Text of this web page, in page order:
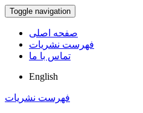
Toggle navigation
صفحه اصلی
فهرست نشریات
تماس با ما
English
فهرست نشریات